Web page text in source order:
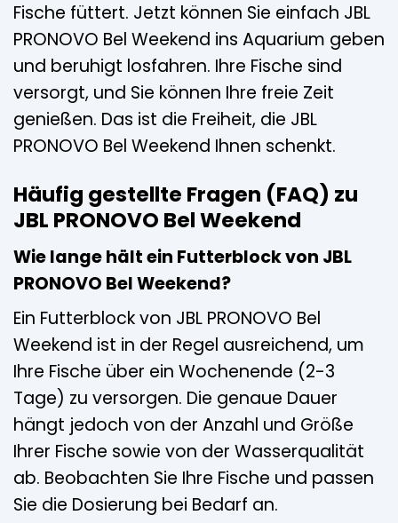
Fische füttert. Jetzt können Sie einfach JBL
PRONOVO Bel Weekend ins Aquarium geben
und beruhigt losfahren. Ihre Fische sind
versorgt, und Sie können Ihre freie Zeit
genießen. Das ist die Freiheit, die JBL
PRONOVO Bel Weekend Ihnen schenkt.
Häufig gestellte Fragen (FAQ) zu
JBL PRONOVO Bel Weekend
Wie lange hält ein Futterblock von JBL
PRONOVO Bel Weekend?
Ein Futterblock von JBL PRONOVO Bel
Weekend ist in der Regel ausreichend, um
Ihre Fische über ein Wochenende (2-3
Tage) zu versorgen. Die genaue Dauer
hängt jedoch von der Anzahl und Größe
Ihrer Fische sowie von der Wasserqualität
ab. Beobachten Sie Ihre Fische und passen
Sie die Dosierung bei Bedarf an.